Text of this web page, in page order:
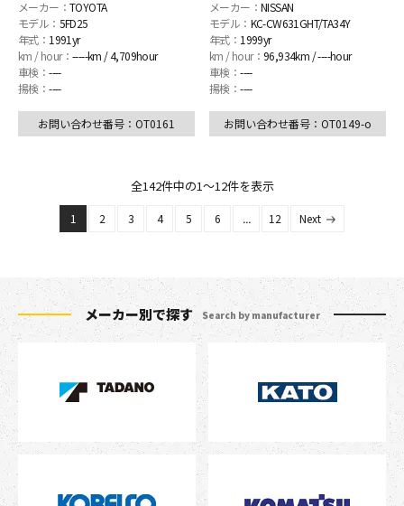
メーカー： TOYOTA
モデル： 5FD25
年式： 1991yr
km / hour： -----km / 4,709hour
車検：----
揚検：----
お問い合わせ番号：OT0161
メーカー： NISSAN
モデル： KC-CW631GHT/TA34Y
年式： 1999yr
km / hour： 96,934km / ----hour
車検：----
揚検：----
お問い合わせ番号：OT0149-o
全142件中の1〜12件を表示
1 2 3 4 5 6 ... 12 Next
メーカー別で探す Search by manufacturer